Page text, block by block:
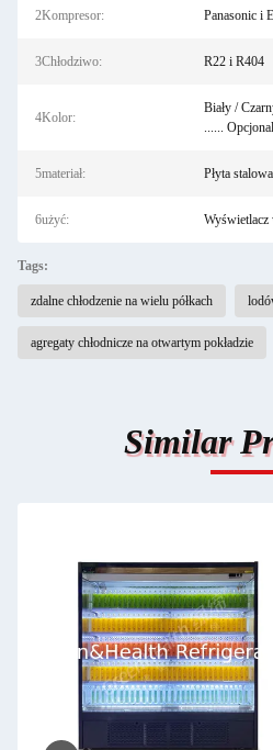
2Kompresor: Panasonic i
3Chłodziwo: R22 i R404
4Kolor:
Biały /
......
5materiał: Płyta
6użyć:
Tags:
zdalne chłodzenie na wielu półkach
agregaty chłodnicze na otwartym pokładzie
Similar